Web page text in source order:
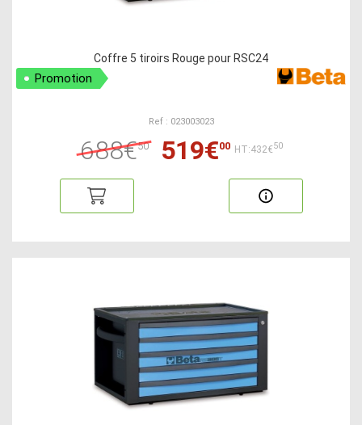
Coffre 5 tiroirs Rouge pour RSC24
Promotion
Ref : 023003023
688€50 519€00 HT:432€50